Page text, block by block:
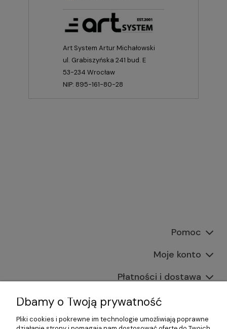
Art System Artur Michałowski
ul. Grabiszyńska 241 bud. E
53-234 Wrocław
NIP: 895-161-80-28
Pomoc
Moje konto
Płatności i dostawa
Informacje
O nas
Dbamy o Twoją prywatność
Pliki cookies i pokrewne im technologie umożliwiają poprawne